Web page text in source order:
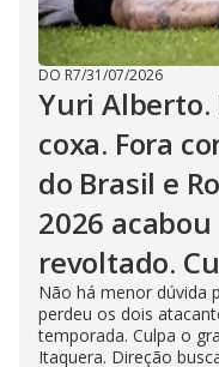
DO R7/31/07/2026
Yuri
coxa. Fora
do Brasil e
2026
revoltado.
Não há menor dúvida
perdeu os dois
temporada. Culpa o
Itaquera. Direção